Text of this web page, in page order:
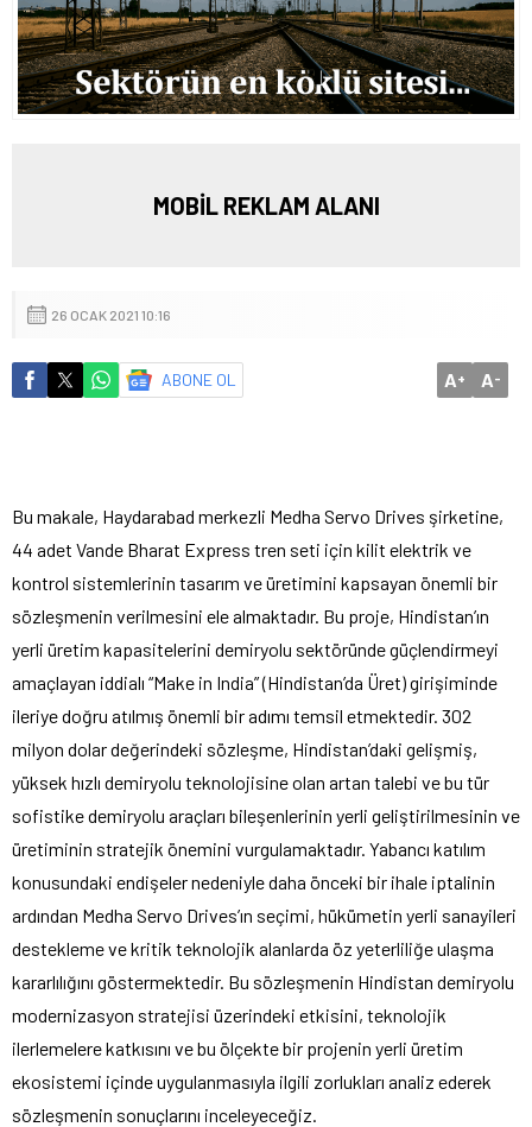
MOBİL REKLAM ALANI
26 OCAK 2021 10:16
ABONE OL A+ A-
Bu makale, Haydarabad merkezli Medha Servo Drives şirketine,
44 adet Vande Bharat Express tren seti için kilit elektrik ve
kontrol sistemlerinin tasarım ve üretimini kapsayan önemli bir
sözleşmenin verilmesini ele almaktadır. Bu proje, Hindistan’ın
yerli üretim kapasitelerini demiryolu sektöründe güçlendirmeyi
amaçlayan iddialı “Make in India” (Hindistan’da Üret) girişiminde
ileriye doğru atılmış önemli bir adımı temsil etmektedir. 302
milyon dolar değerindeki sözleşme, Hindistan’daki gelişmiş,
yüksek hızlı demiryolu teknolojisine olan artan talebi ve bu tür
sofistike demiryolu araçları bileşenlerinin yerli geliştirilmesinin ve
üretiminin stratejik önemini vurgulamaktadır. Yabancı katılım
konusundaki endişeler nedeniyle daha önceki bir ihale iptalinin
ardından Medha Servo Drives’ın seçimi, hükümetin yerli sanayileri
destekleme ve kritik teknolojik alanlarda öz yeterliliğe ulaşma
kararlılığını göstermektedir. Bu sözleşmenin Hindistan demiryolu
modernizasyon stratejisi üzerindeki etkisini, teknolojik
ilerlemelere katkısını ve bu ölçekte bir projenin yerli üretim
ekosistemi içinde uygulanmasıyla ilgili zorlukları analiz ederek
sözleşmenin sonuçlarını inceleyeceğiz.